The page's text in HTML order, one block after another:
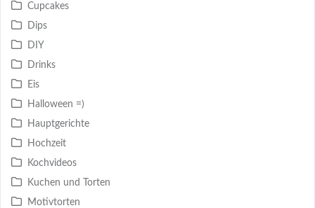
Cupcakes
Dips
DIY
Drinks
Eis
Halloween =)
Hauptgerichte
Hochzeit
Kochvideos
Kuchen und Torten
Motivtorten